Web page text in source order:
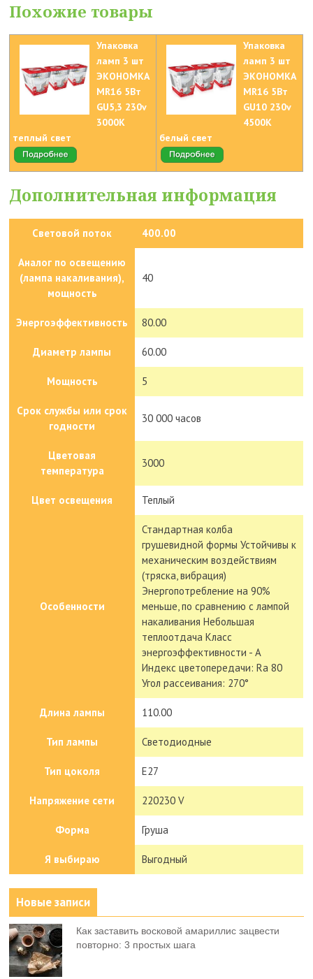
Похожие товары
Упаковка
ламп 3 шт
ЭКОНОМКА
MR16 5Вт
GU5,3 230v
3000K
теплый свет
Упаковка
ламп 3 шт
ЭКОНОМКА
MR16 5Вт
GU10 230v
4500K
белый свет
Дополнительная информация
Световой поток 400.00
Аналог по освещению
(лампа накаливания),
мощность
40
Энергоэффективность 80.00
Диаметр лампы 60.00
Мощность 5
Срок службы или срок
годности
30 000 часов
Цветовая
температура
3000
Цвет освещения Теплый
Особенности
Стандартная колба
грушевидной формы Устойчивы к
механическим воздействиям
(тряска, вибрация)
Энергопотребление на 90%
меньше, по сравнению с лампой
накаливания Небольшая
теплоотдача Класс
энергоэффективности - А
Индекс цветопередачи: Ra 80
Угол рассеивания: 270°
Длина лампы 110.00
Тип лампы Светодиодные
Тип цоколя E27
Напряжение сети 220230 V
Форма Груша
Я выбираю Выгодный
Новые записи
Как заставить восковой амариллис зацвести
повторно: 3 простых шага